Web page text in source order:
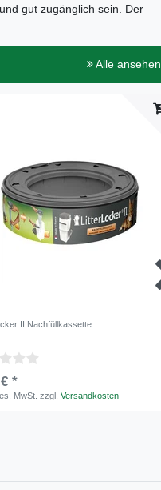
gut zugänglich sein. Der
Alle ansehen
II Nachfüllkassette
*
MwSt. zzgl.Versandkosten